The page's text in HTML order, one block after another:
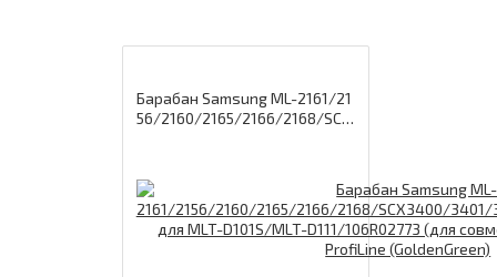
Барабан Samsung ML-2161/21
56/2160/2165/2166/2168/SCX
D111/106R02773 (для совмест
имых картриджей) ProfiLine
(GoldenGreen)